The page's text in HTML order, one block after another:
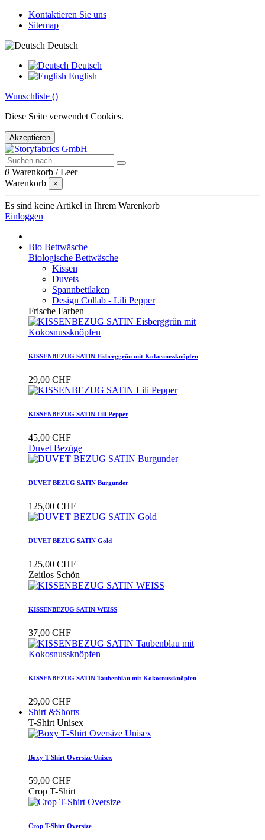
Kontaktieren Sie uns
Sitemap
Deutsch
Deutsch
English
Wunschliste ()
Diese Seite verwendet Cookies.
Akzeptieren
0 Warenkorb /Leer
Warenkorb
×
Es sind keine Artikel in Ihrem Warenkorb
Einloggen
Bio Bettwäsche
Biologische Bettwäsche
Kissen
Duvets
Spannbettlaken
Design Collab - Lili Pepper
Frische Farben
KISSENBEZUG SATIN Eisberggrün mit Kokosnussknöpfen
29,00 CHF
KISSENBEZUG SATIN Lili Pepper
45,00 CHF
Duvet Bezüge
DUVET BEZUG SATIN Burgunder
125,00 CHF
DUVET BEZUG SATIN Gold
125,00 CHF
Zeitlos Schön
KISSENBEZUG SATIN WEISS
37,00 CHF
KISSENBEZUG SATIN Taubenblau mit Kokosnussknöpfen
29,00 CHF
Shirt &Shorts
T-Shirt Unisex
Boxy T-Shirt Oversize Unisex
59,00 CHF
Crop T-Shirt
Crop T-Shirt Oversize